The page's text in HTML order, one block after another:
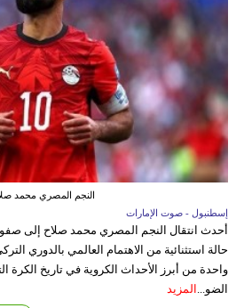
النجم المصري محمد
إسطنبول - صوت الإمارات
أحدث انتقال النجم المصري محمد صلاح إلى
حالة استثنائية من الاهتمام العالمي بالدوري
واحدة من أبرز الأحداث الكروية في تاريخ
الضو... المزيد